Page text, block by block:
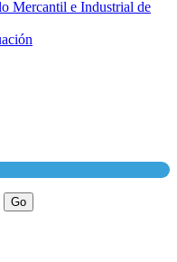
Mercantil e Industrial de
Go